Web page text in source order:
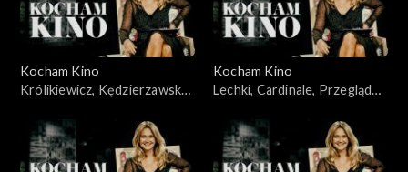
Kocham Kino
Królikiewicz, Kędzierzawska,
Kocham Kino
Lechki, Cardinale, Przegląd